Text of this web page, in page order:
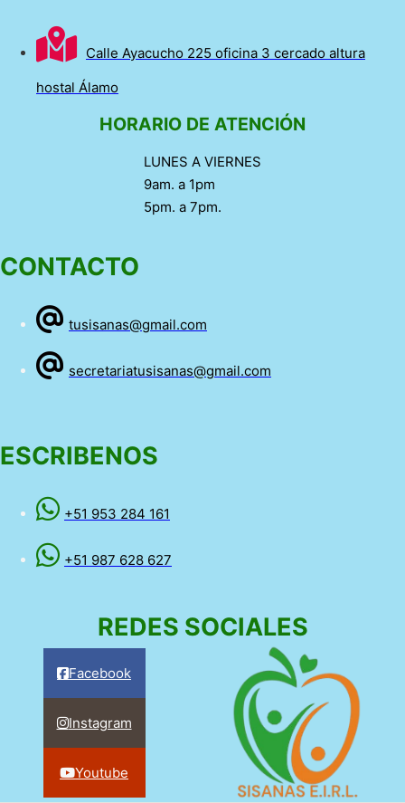
Calle Ayacucho 225 oficina 3 cercado altura
hostal Álamo
HORARIO DE ATENCIÓN
LUNES A VIERNES
9am. a 1pm
5pm. a 7pm.
CONTACTO
tusisanas@gmail.com
secretariatusisanas@gmail.com
ESCRIBENOS
+51 953 284 161
+51 987 628 627
REDES SOCIALES
Facebook
Instagram
Youtube